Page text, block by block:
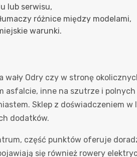
lub serwisu,
różnice między modelami,
warunki.
Odry czy w stronę
asfalcie, inne na szutrze i
Sklep z doświadczeniem
dodatków.
część punktów oferuje
się również rowery